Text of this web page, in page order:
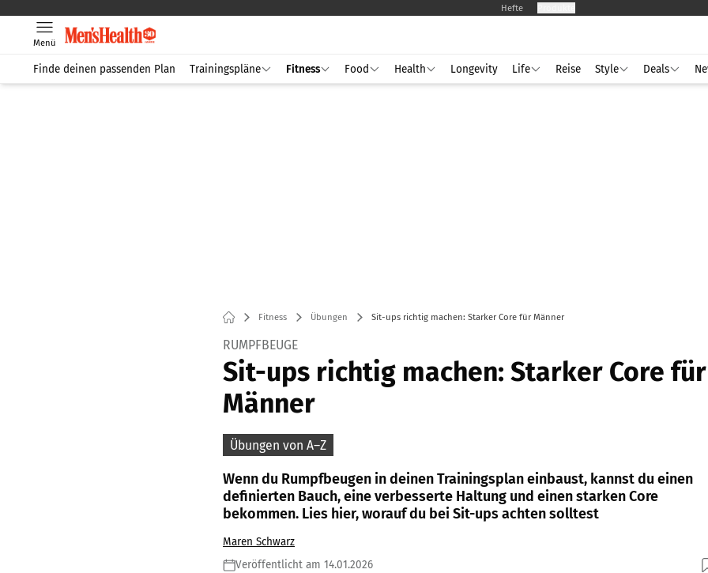
Hefte
Menü
Finde deinen passenden Plan Trainingspläne Fitness Food Health Longevity Life Reise Style Deals
Fitness Übungen Sit-ups richtig machen: Starker Core für Männer
RUMPFBEUGE
Sit-ups richtig machen: Starker Core für
Männer
Übungen von A–Z
Wenn du Rumpfbeugen in deinen Trainingsplan einbaust, kannst du einen
definierten Bauch, eine verbesserte Haltung und einen starken Core
bekommen. Lies hier, worauf du bei Sit-ups achten solltest
Maren Schwarz
Veröffentlicht am 14.01.2026